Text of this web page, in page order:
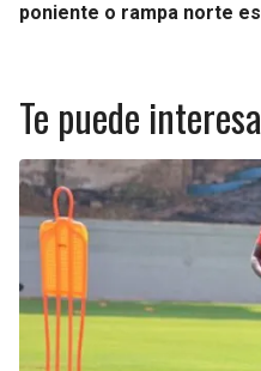
poniente o rampa norte
Te puede